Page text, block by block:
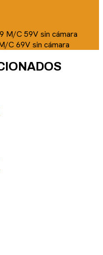
M/C 59V sin cámara
C 69V sin cámara